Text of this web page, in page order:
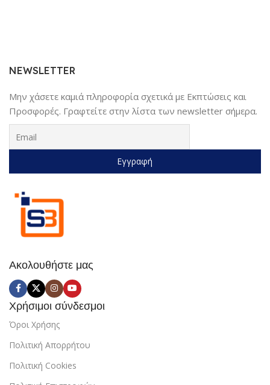
Sundaymot
Ακολουθήστε μας
Χρήσιμοι σύνδεσμοι
Όροι Χρήσης
Πολιτική Απορρήτου
Πολιτική Cookies
NEWSLETTER
Μην χάσετε καμιά πληροφορία σχετικά με Εκπτώσεις και
Προσφορές. Γραφτείτε στην λίστα των newsletter σήμερα.